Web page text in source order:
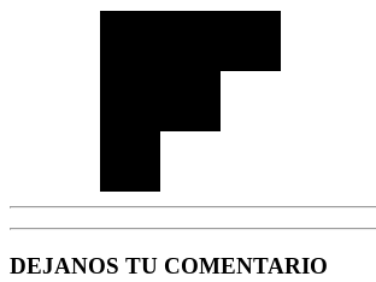
DEJANOS TU COMENTARIO